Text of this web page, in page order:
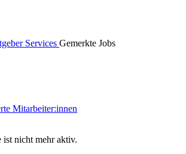
Services Gemerkte Jobs
Mitarbeiter:innen
ist nicht mehr aktiv.